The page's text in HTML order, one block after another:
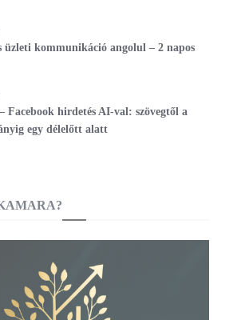
üzleti kommunikáció angolul – 2 napos
Facebook hirdetés AI-val: szövegtől a
egy délelőtt alatt